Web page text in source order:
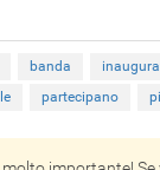
banda
partecipano